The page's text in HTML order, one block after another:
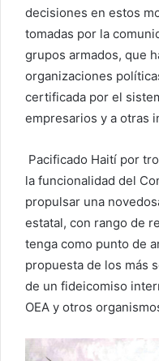
decisiones en estos
tomadas por la
grupos armados, que
organizaciones
certificada por el
empresarios y a otras
Pacificado Haití por
la funcionalidad del
propulsar una
estatal, con rango de
tenga como punto de
propuesta de los más
de un fideicomiso
OEA y otros